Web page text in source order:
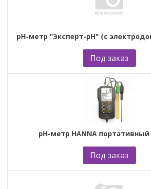
рН-метр "Эксперт-рН" (с
Под заказ
рН-метр HANNA портативный
Под заказ